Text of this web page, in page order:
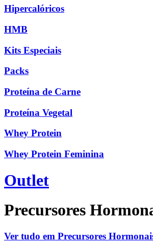
Hipercalóricos
HMB
Kits Especiais
Packs
Proteína de Carne
Proteína Vegetal
Whey Protein
Whey Protein Feminina
Outlet
Precursores
Ver tudo em Precursores